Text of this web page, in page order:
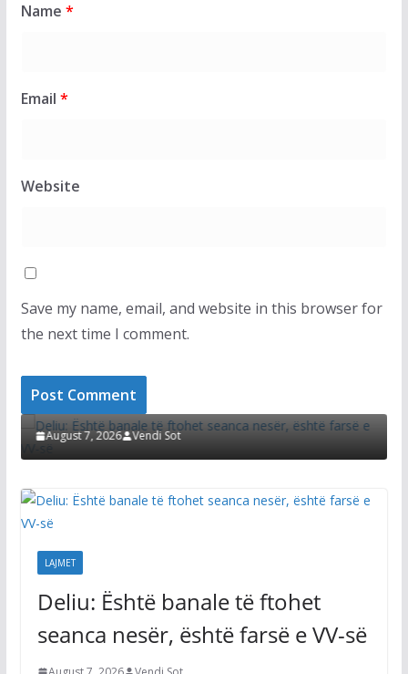
Name *
Email *
Website
Save my name, email, and website in this browser for
the next time I comment.
Është banale të ftohet seanca nesër, është
VV-së
7, 2026 Vendi Sot
për
August 7,
LAJMET
Deliu: Është banale të ftohet
seanca nesër, është farsë e VV-së